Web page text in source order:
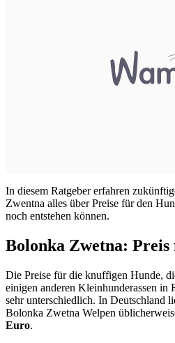
In diesem Ratgeber erfahren
Zwentna alles über Preise für den
noch entstehen können.
Bolonka Zwetna: Preis
Die Preise für die knuffigen Hunde,
einigen anderen Kleinhunderassen in
sehr unterschiedlich. In Deutschland
Bolonka Zwetna Welpen
Euro.